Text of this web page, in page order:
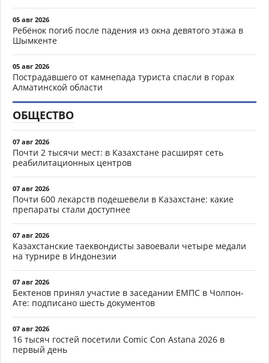
05 авг 2026
Ребёнок погиб после падения из окна девятого этажа в
Шымкенте
05 авг 2026
Пострадавшего от камнепада туриста спасли в горах
Алматинской области
ОБЩЕСТВО
07 авг 2026
Почти 2 тысячи мест: в Казахстане расширят сеть
реабилитационных центров
07 авг 2026
Почти 600 лекарств подешевели в Казахстане: какие
препараты стали доступнее
07 авг 2026
Казахстанские таеквондисты завоевали четыре медали
на турнире в Индонезии
07 авг 2026
Бектенов принял участие в заседании ЕМПС в Чолпон-
Ате: подписано шесть документов
07 авг 2026
16 тысяч гостей посетили Comic Con Astana 2026 в
первый день